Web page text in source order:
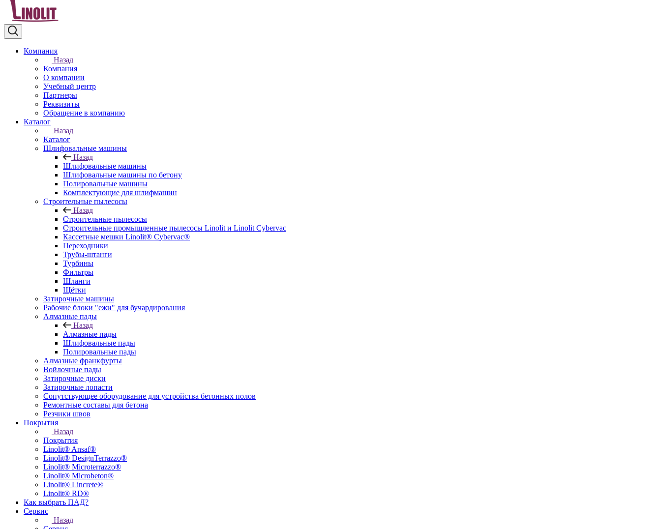
Компания
Назад
Компания
О компании
Учебный центр
Партнеры
Реквизиты
Обращение в компанию
Каталог
Назад
Каталог
Шлифовальные машины
Назад
Шлифовальные машины
Шлифовальные машины по бетону
Полировальные машины
Комплектующие для шлифмашин
Строительные пылесосы
Назад
Строительные пылесосы
Строительные промышленные пылесосы Linolit и Linolit Cybervac
Кассетные мешки Linolit® Cybervac®
Переходники
Трубы-штанги
Турбины
Фильтры
Шланги
Щётки
Затирочные машины
Рабочие блоки "ежи" для бучардирования
Алмазные пады
Назад
Алмазные пады
Шлифовальные пады
Полировальные пады
Алмазные франкфурты
Войлочные пады
Затирочные диски
Затирочные лопасти
Сопутствующее оборудование для устройства бетонных полов
Ремонтные составы для бетона
Резчики швов
Покрытия
Назад
Покрытия
Linolit® Ansaf®
Linolit® DesignTerrazzo®
Linolit® Microterrazzo®
Linolit® Microbeton®
Linolit® Lincrete®
Linolit® RD®
Как выбрать ПАД?
Сервис
Назад